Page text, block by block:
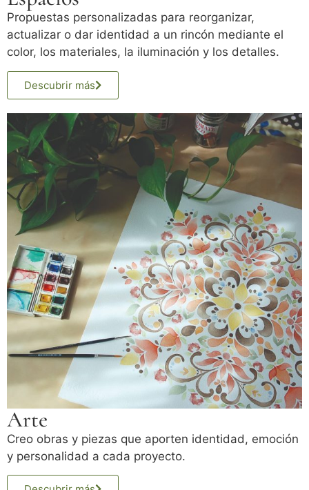
Propuestas personalizadas para reorganizar,
actualizar o dar identidad a un rincón mediante el
color, los materiales, la iluminación y los detalles.
Descubrir más
Arte
Creo obras y piezas que aporten identidad, emoción
y personalidad a cada proyecto.